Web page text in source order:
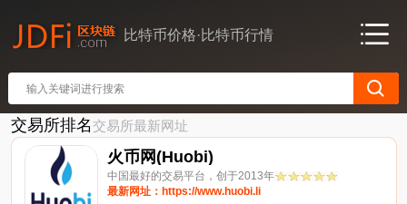
比特币价格·比特币行情
交易所排名交易所最新网址
火币网(Huobi)
中国最好的交易平台，创于2013年
最新网址：https://www.huobi.li